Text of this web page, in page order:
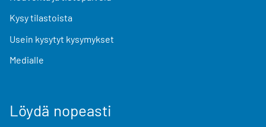
Kysy tilastoista
Usein kysytyt kysymykset
Medialle
Löydä nopeasti